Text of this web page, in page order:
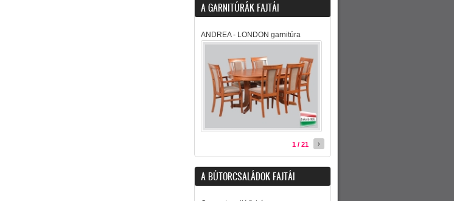
A GARNITÚRÁK FAJTÁI
ANDREA - LONDON garnitúra
1 / 21 ›
A BÚTORCSALÁDOK FAJTÁI